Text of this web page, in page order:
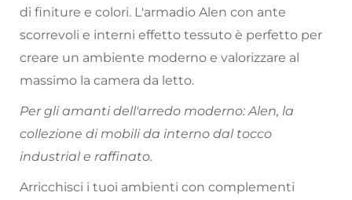
di finiture e colori. L'armadio Alen con ante
scorrevoli e interni effetto tessuto è perfetto per
creare un ambiente moderno e valorizzare al
massimo la camera da letto.
Per gli amanti dell'arredo moderno: Alen, la
collezione di mobili da interno dal tocco
industrial e raffinato.
Arricchisci i tuoi ambienti con complementi